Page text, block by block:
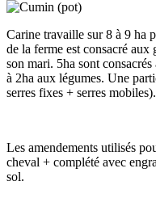
Carine travaille sur 8 à 9 ha
de la ferme est consacré
son mari. 5ha sont
à 2ha aux légumes. Une
serres fixes + serres mobiles).
Les amendements utilisés
cheval + complété avec
sol.